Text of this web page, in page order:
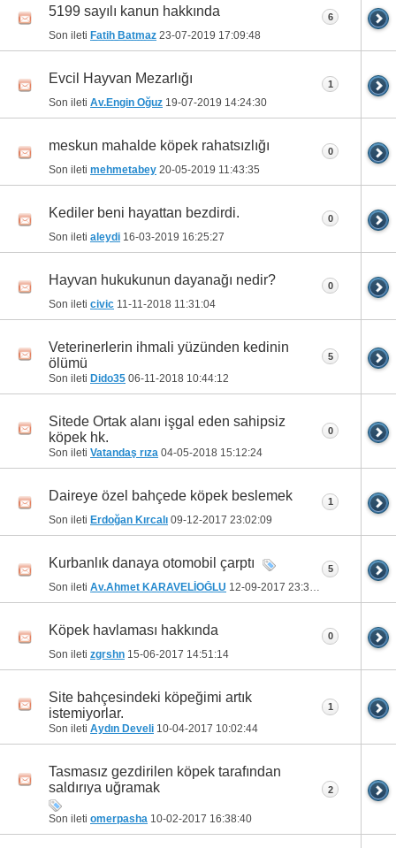
5199 sayılı kanun hakkında
Son ileti Fatih Batmaz 23-07-2019 17:09:48
6
Evcil Hayvan Mezarlığı
Son ileti Av.Engin Oğuz 19-07-2019 14:24:30
1
meskun mahalde köpek rahatsızlığı
Son ileti mehmetabey 20-05-2019 11:43:35
0
Kediler beni hayattan bezdirdi.
Son ileti aleydi 16-03-2019 16:25:27
0
Hayvan hukukunun dayanağı nedir?
Son ileti civic 11-11-2018 11:31:04
0
Veterinerlerin ihmali yüzünden kedinin
ölümü
Son ileti Dido35 06-11-2018 10:44:12
5
Sitede Ortak alanı işgal eden sahipsiz
köpek hk.
Son ileti Vatandaş rıza 04-05-2018 15:12:24
0
Daireye özel bahçede köpek beslemek
Son ileti Erdoğan Kırcalı 09-12-2017 23:02:09
1
Kurbanlık danaya otomobil çarptı
Son ileti Av.Ahmet KARAVELİOĞLU 12-09-2017 23:32:41
5
Köpek havlaması hakkında
Son ileti zgrshn 15-06-2017 14:51:14
0
Site bahçesindeki köpeğimi artık
istemiyorlar.
Son ileti Aydın Develi 10-04-2017 10:02:44
1
Tasmasız gezdirilen köpek tarafından
saldırıya uğramak
Son ileti omerpasha 10-02-2017 16:38:40
2